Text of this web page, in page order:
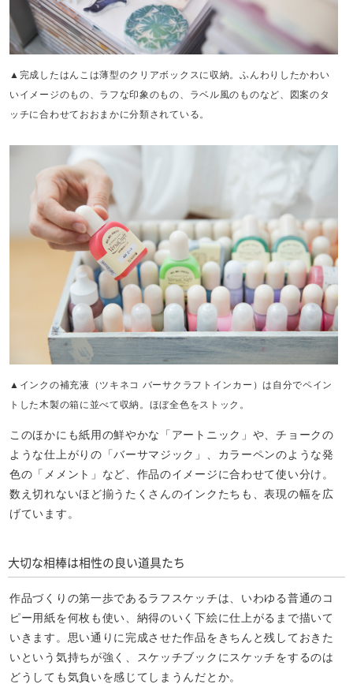
▲完成したはんこは薄型のクリアボックスに収納。ふんわりしたかわい
いイメージのもの、ラフな印象のもの、ラベル風のものなど、図案のタ
ッチに合わせておおまかに分類されている。
▲インクの補充液（ツキネコ バーサクラフトインカー）は自分でペイン
トした木製の箱に並べて収納。ほぼ全色をストック。
このほかにも紙用の鮮やかな「アートニック」や、チョークの
ような仕上がりの「バーサマジック」、カラーペンのような発
色の「メメント」など、作品のイメージに合わせて使い分け。
数え切れないほど揃うたくさんのインクたちも、表現の幅を広
げています。
大切な相棒は相性の良い道具たち
作品づくりの第一歩であるラフスケッチは、いわゆる普通のコ
ピー用紙を何枚も使い、納得のいく下絵に仕上がるまで描いて
いきます。思い通りに完成させた作品をきちんと残しておきた
いという気持ちが強く、スケッチブックにスケッチをするのは
どうしても気負いを感じてしまうんだとか。